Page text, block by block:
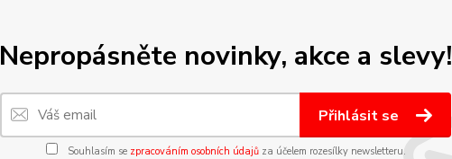
Nepropásněte novinky, akce a slevy!
Přihlásit se
Souhlasím se zpracováním osobních údajůza účelem rozesílky newsletteru.